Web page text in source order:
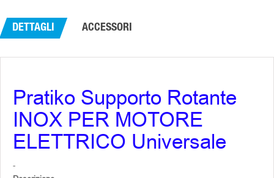
DETTAGLI ACCESSORI
Pratiko Supporto Rotante
INOX PER MOTORE
ELETTRICO Universale
-